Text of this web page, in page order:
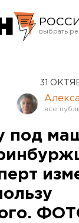
31
под